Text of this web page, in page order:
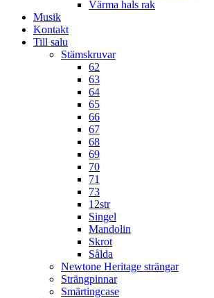
Värma hals rak
Musik
Kontakt
Till salu
Stämskruvar
62
63
64
65
66
67
68
69
70
71
73
12str
Singel
Mandolin
Skrot
Sålda
Newtone Heritage strängar
Strängpinnar
Smärtingcase